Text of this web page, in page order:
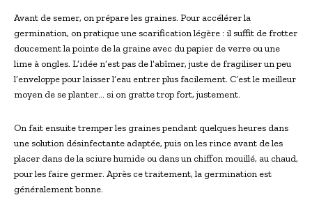
Avant de semer, on prépare les graines. Pour accélérer la
germination, on pratique une scarification légère : il suffit de frotter
doucement la pointe de la graine avec du papier de verre ou une
lime à ongles. L’idée n’est pas de l’abîmer, juste de fragiliser un peu
l’enveloppe pour laisser l’eau entrer plus facilement. C’est le meilleur
moyen de se planter… si on gratte trop fort, justement.
On fait ensuite tremper les graines pendant quelques heures dans
une solution désinfectante adaptée, puis on les rince avant de les
placer dans de la sciure humide ou dans un chiffon mouillé, au chaud,
pour les faire germer. Après ce traitement, la germination est
généralement bonne.